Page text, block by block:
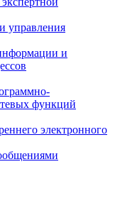
управления
и
функций
электронного